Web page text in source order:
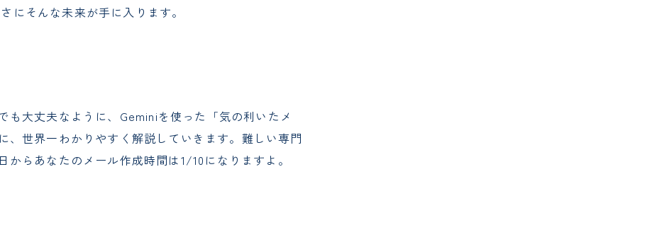
にそんな未来が手に入ります。
も大丈夫なように、Geminiを使った「気の利いたメ
、世界一わかりやすく解説していきます。難しい専門
らあなたのメール作成時間は1/10になりますよ。